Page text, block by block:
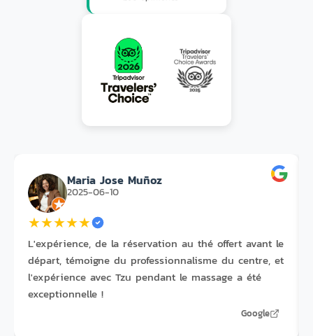
Maria Jose Muñoz
2025-06-10
★★★★★
L'expérience, de la réservation au thé offert avant le
départ, témoigne du professionnalisme du centre, et
l'expérience avec Tzu pendant le massage a été
exceptionnelle !
Google